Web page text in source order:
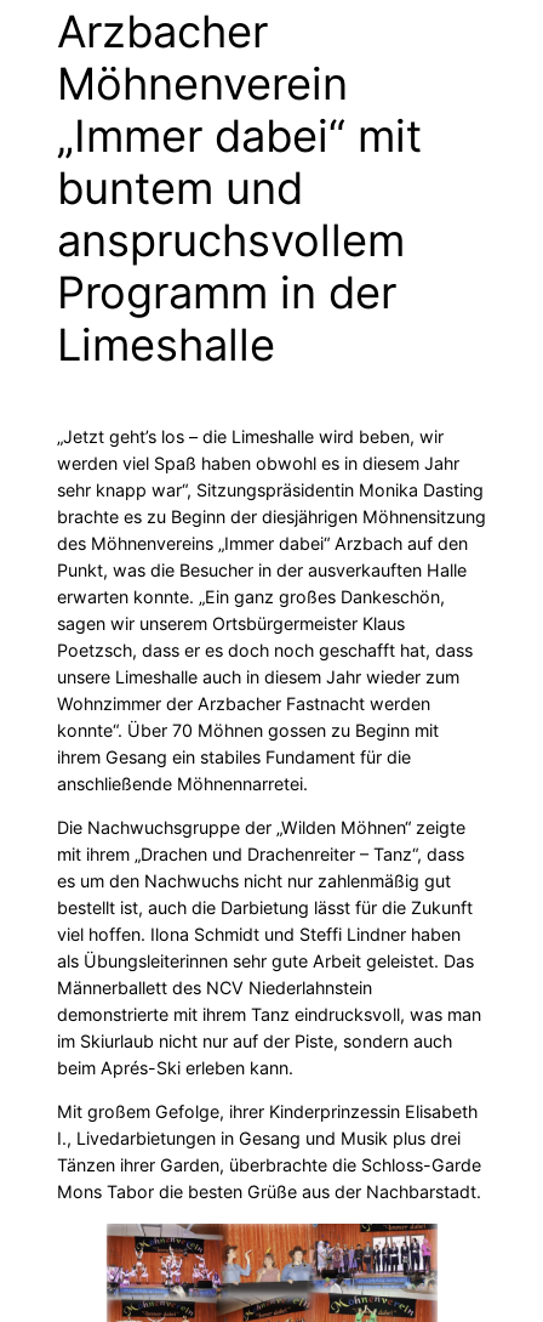
Arzbacher
Möhnenverein
„Immer dabei“ mit
buntem und
anspruchsvollem
Programm in der
Limeshalle
„Jetzt geht’s los – die Limeshalle wird beben, wir
werden viel Spaß haben obwohl es in diesem Jahr
sehr knapp war“, Sitzungspräsidentin Monika Dasting
brachte es zu Beginn der diesjährigen Möhnensitzung
des Möhnenvereins „Immer dabei“ Arzbach auf den
Punkt, was die Besucher in der ausverkauften Halle
erwarten konnte. „Ein ganz großes Dankeschön,
sagen wir unserem Ortsbürgermeister Klaus
Poetzsch, dass er es doch noch geschafft hat, dass
unsere Limeshalle auch in diesem Jahr wieder zum
Wohnzimmer der Arzbacher Fastnacht werden
konnte“. Über 70 Möhnen gossen zu Beginn mit
ihrem Gesang ein stabiles Fundament für die
anschließende Möhnennarretei.
Die Nachwuchsgruppe der „Wilden Möhnen“ zeigte
mit ihrem „Drachen und Drachenreiter – Tanz“, dass
es um den Nachwuchs nicht nur zahlenmäßig gut
bestellt ist, auch die Darbietung lässt für die Zukunft
viel hoffen. Ilona Schmidt und Steffi Lindner haben
als Übungsleiterinnen sehr gute Arbeit geleistet. Das
Männerballett des NCV Niederlahnstein
demonstrierte mit ihrem Tanz eindrucksvoll, was man
im Skiurlaub nicht nur auf der Piste, sondern auch
beim Aprés-Ski erleben kann.
Mit großem Gefolge, ihrer Kinderprinzessin Elisabeth
I., Livedarbietungen in Gesang und Musik plus drei
Tänzen ihrer Garden, überbrachte die Schloss-Garde
Mons Tabor die besten Grüße aus der Nachbarstadt.